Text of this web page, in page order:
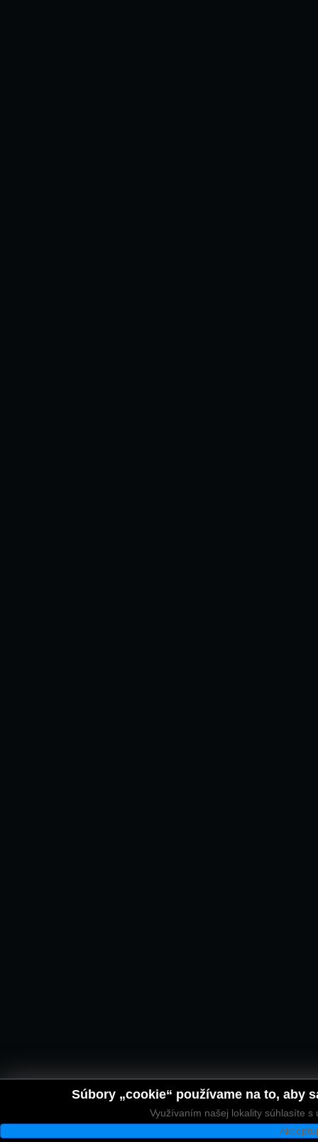
Súbory „cookie“ používame na to, aby
Využívaním našej lokality súhlasíte s